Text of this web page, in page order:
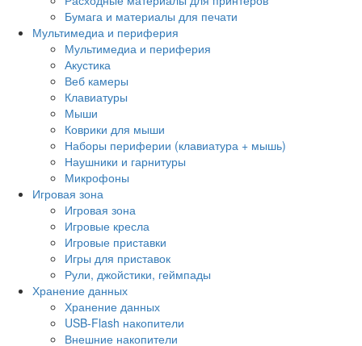
Бумага и материалы для печати
Мультимедиа и периферия
Мультимедиа и периферия
Акустика
Веб камеры
Клавиатуры
Мыши
Коврики для мыши
Наборы периферии (клавиатура + мышь)
Наушники и гарнитуры
Микрофоны
Игровая зона
Игровая зона
Игровые кресла
Игровые приставки
Игры для приставок
Рули, джойстики, геймпады
Хранение данных
Хранение данных
USB-Flash накопители
Внешние накопители